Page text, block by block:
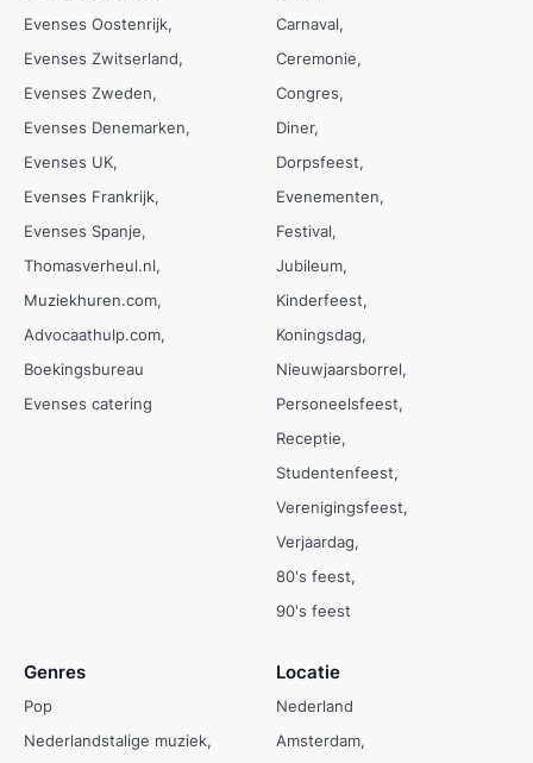
Evenses Oostenrijk
Evenses Zwitserland
Evenses Zweden
Evenses Denemarken
Evenses UK
Evenses Frankrijk
Evenses Spanje
Thomasverheul.nl
Muziekhuren.com
Advocaathulp.com
Boekingsbureau
Evenses catering
Carnaval
Ceremonie
Congres
Diner
Dorpsfeest
Evenementen
Festival
Jubileum
Kinderfeest
Koningsdag
Nieuwjaarsborrel
Personeelsfeest
Receptie
Studentenfeest
Verenigingsfeest
Verjaardag
80's feest
90's feest
Genres
Pop
Nederlandstalige muziek
Locatie
Nederland
Amsterdam